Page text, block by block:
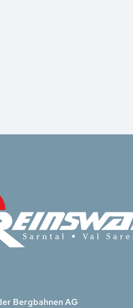
Bergbahnen AG